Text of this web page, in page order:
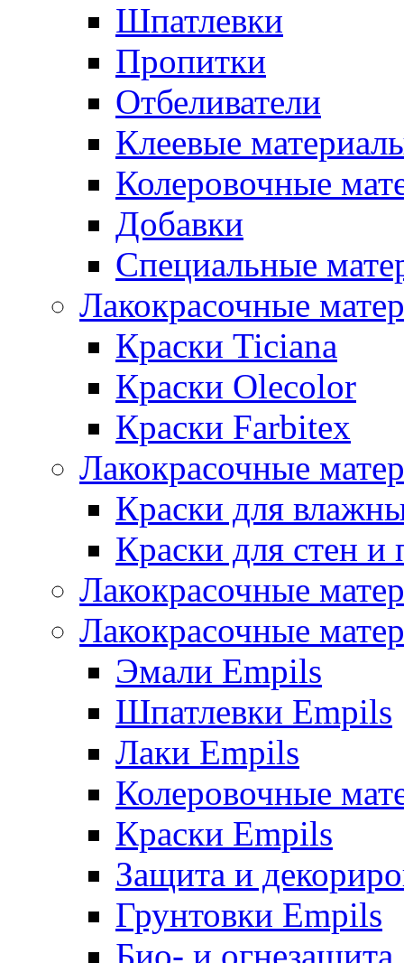
Шпатлевки
Пропитки
Отбеливатели
Клеевые
Колеровочные
Добавки
Специальные
Лакокрасочные
Краски Ticiana
Краски Olecolor
Краски Farbitex
Лакокрасочные
Краски для
Краски для стен и
Лакокрасочные
Лакокрасочные
Эмали Empils
Шпатлевки Empils
Лаки Empils
Колеровочные
Краски Empils
Защита и
Грунтовки Empils